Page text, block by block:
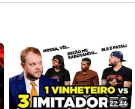
Produção de set: Luciana
Som Direto e Câmera: Wagner
Redes Sociais e Assistente de
Edição: Ronnie Pedra
Finalização de Áudio: Wagner
Thumbnail: Marcos Castro 22:44